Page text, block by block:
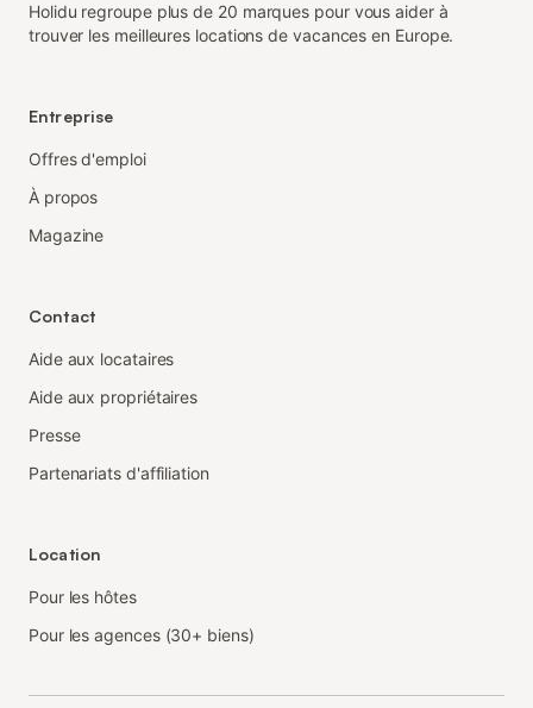
Holidu regroupe plus de 20 marques pour vous aider à
trouver les meilleures locations de vacances en Europe.
Entreprise
Offres d'emploi
À propos
Magazine
Contact
Aide aux locataires
Aide aux propriétaires
Presse
Partenariats d'affiliation
Location
Pour les hôtes
Pour les agences (30+ biens)